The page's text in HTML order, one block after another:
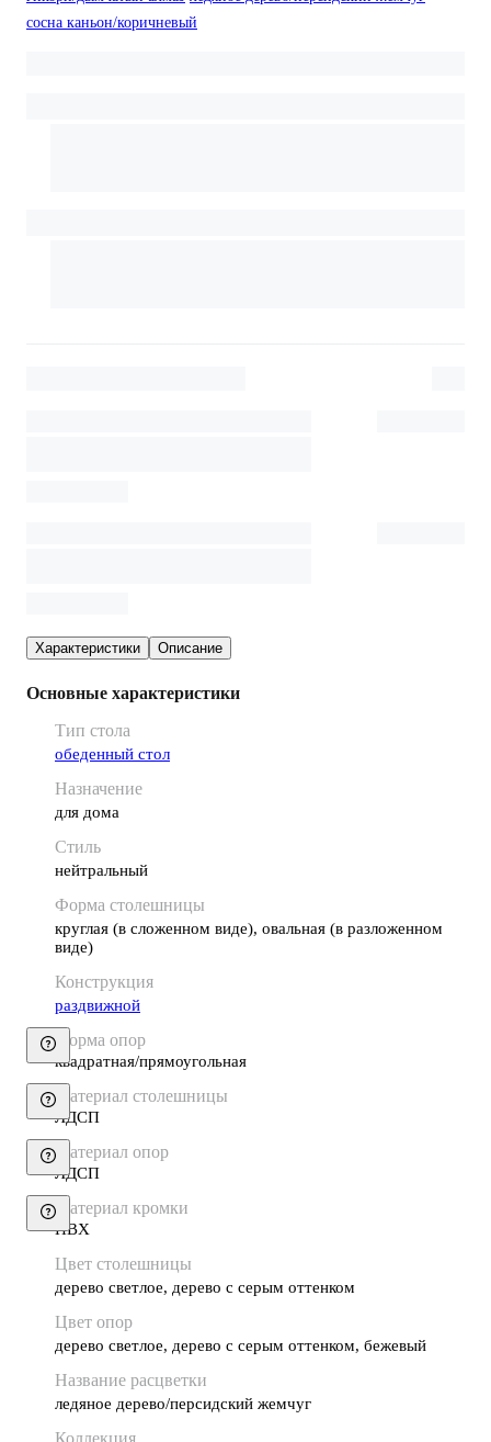
сосна каньон/коричневый
Характеристики Описание
Основные характеристики
Тип стола
обеденный стол
Назначение
для дома
Стиль
нейтральный
Форма столешницы
круглая (в сложенном виде), овальная (в разложенном
виде)
Конструкция
раздвижной
Форма опор
квадратная/прямоугольная
Материал столешницы
ЛДСП
Материал опор
ЛДСП
Материал кромки
ПВХ
Цвет столешницы
дерево светлое, дерево с серым оттенком
Цвет опор
дерево светлое, дерево с серым оттенком, бежевый
Название расцветки
ледяное дерево/персидский жемчуг
Коллекция